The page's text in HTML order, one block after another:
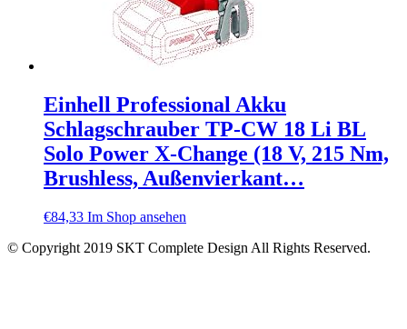
Einhell Professional Akku
Schlagschrauber TP-CW 18 Li BL
Solo Power X-Change (18 V, 215 Nm,
Brushless, Außenvierkant…
€84,33 Im Shop ansehen
© Copyright 2019 SKT Complete Design All Rights Reserved.